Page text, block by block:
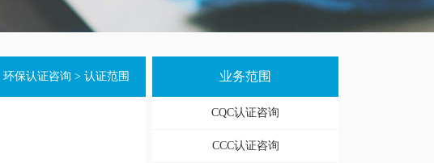
环保认证咨询 > 认证范围 业务范围
CQC认证咨询
CCC认证咨询